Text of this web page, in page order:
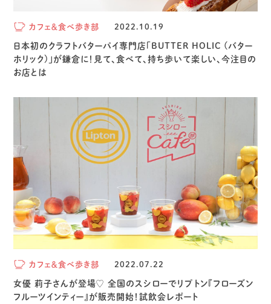
カフェ＆食べ歩き部 2022.10.19
日本初のクラフトバターパイ専門店「BUTTER HOLIC (バター
ホリック)」が鎌倉に！見て、食べて、持ち歩いて楽しい、今注目の
お店とは
カフェ＆食べ歩き部 2022.07.22
女優 莉子さんが登場♡ 全国のスシローでリプトン『フローズン
フルーツインティー』が販売開始！試飲会レポート⁡